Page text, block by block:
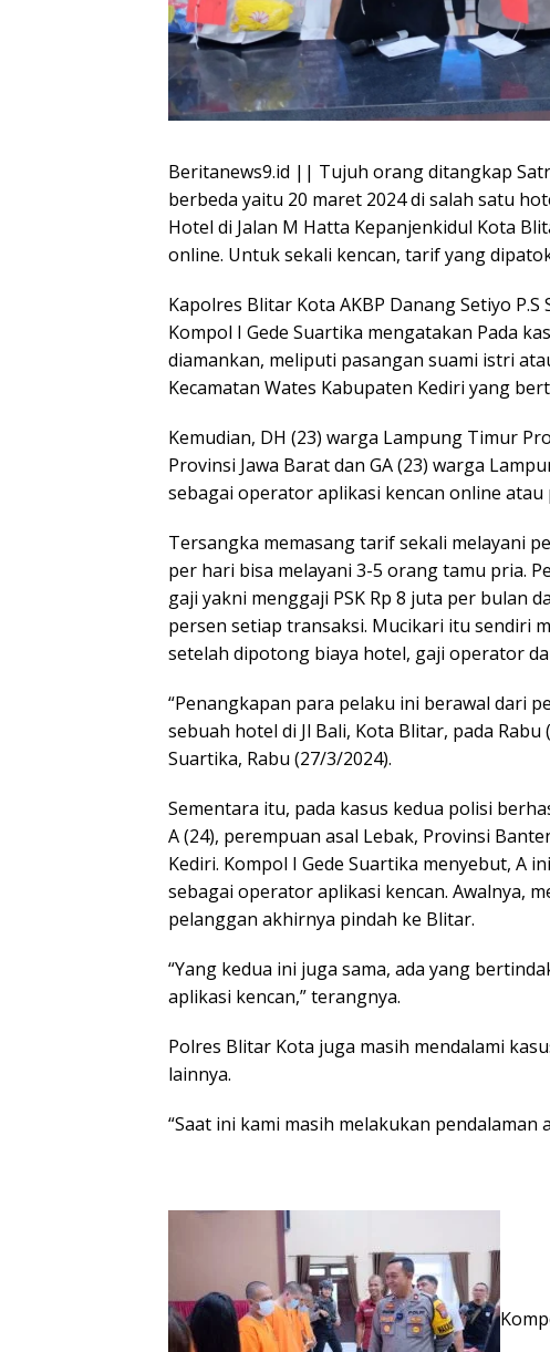
Beritanews9.id || Tujuh orang ditangkap
berbeda yaitu 20 maret 2024 di salah satu
Hotel di Jalan M Hatta Kepanjenkidul Kota
online. Untuk sekali kencan, tarif yang
Kapolres Blitar Kota AKBP Danang Setiyo
Kompol I Gede Suartika mengatakan Pada
diamankan, meliputi pasangan suami istri
Kecamatan Wates Kabupaten Kediri yang
Kemudian, DH (23) warga Lampung Timur
Provinsi Jawa Barat dan GA (23) warga
sebagai operator aplikasi kencan online atau
Tersangka memasang tarif sekali melayani
per hari bisa melayani 3-5 orang tamu pria.
gaji yakni menggaji PSK Rp 8 juta per bulan
persen setiap transaksi. Mucikari itu sendiri
setelah dipotong biaya hotel, gaji operator
“Penangkapan para pelaku ini berawal dari
sebuah hotel di Jl Bali, Kota Blitar, pada Rabu
Suartika, Rabu (27/3/2024).
Sementara itu, pada kasus kedua polisi
A (24), perempuan asal Lebak, Provinsi
Kediri. Kompol I Gede Suartika menyebut, A
sebagai operator aplikasi kencan. Awalnya,
pelanggan akhirnya pindah ke Blitar.
“Yang kedua ini juga sama, ada yang
aplikasi kencan,” terangnya.
Polres Blitar Kota juga masih mendalami
lainnya.
“Saat ini kami masih melakukan